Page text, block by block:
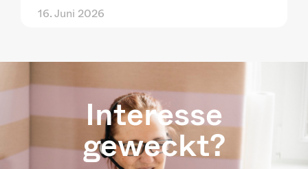
16. Juni 2026
Interesse
geweckt?